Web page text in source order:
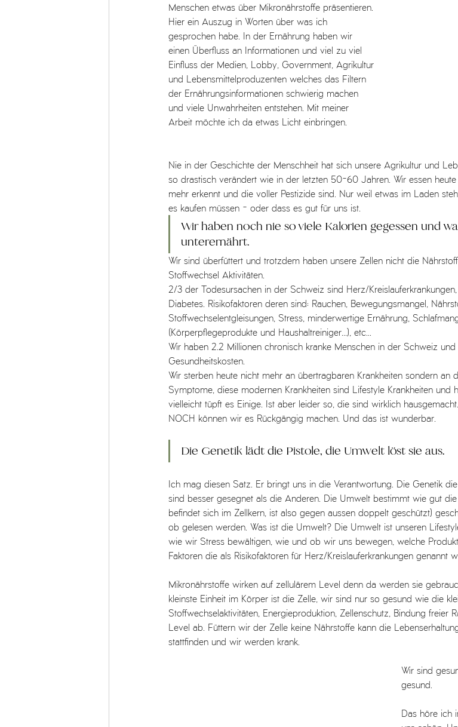
Menschen etwas über Mikronährstoffe präsentieren.
Hier ein Auszug in Worten über was ich
gesprochen habe. In der Ernährung haben wir
einen Überfluss an Informationen und viel zu viel
Einfluss der Medien, Lobby, Government, Agrikultur
und Lebensmittelproduzenten welches das Filtern
der Ernährungsinformationen schwierig machen
und viele Unwahrheiten entstehen. Mit meiner
Arbeit möchte ich da etwas Licht einbringen.
Nie in der Geschichte der Menschheit hat sich unsere Agrikultur und
so drastisch verändert wie in der letzten 50-60 Jahren. Wir essen
mehr erkennt und die voller Pestizide sind. Nur weil etwas im Laden
es kaufen müssen - oder dass es gut für uns ist.
Wir haben noch nie so viele Kalorien gegessen und
unterernährt.
Wir sind überfüttert und trotzdem haben unsere Zellen nicht die
Stoffwechsel Aktivitäten.
2/3 der Todesursachen in der Schweiz sind Herz/
Diabetes. Risikofaktoren deren sind: Rauchen, Bewegungsmangel,
Stoffwechselentgleisungen, Stress, minderwertige Ernährung,
(Körperpflegeprodukte und Haushaltreiniger...), etc...
Wir haben 2.2 Millionen chronisch kranke Menschen in der Schweiz
Gesundheitskosten.
Wir sterben heute nicht mehr an übertragbaren Krankheiten sondern an
Symptome, diese modernen Krankheiten sind Lifestyle Krankheiten und
vielleicht tüpft es Einige. Ist aber leider so, die sind wirklich
NOCH können wir es Rückgängig machen. Und das ist wunderbar.
Die Genetik lädt die Pistole, die Umwelt löst sie aus.
Ich mag diesen Satz. Er bringt uns in die Verantwortung. Die Genetik
sind besser gesegnet als die Anderen. Die Umwelt bestimmt wie gut
befindet sich im Zellkern, ist also gegen aussen doppelt geschützt)
ob gelesen werden. Was ist die Umwelt? Die Umwelt ist unseren
wie wir Stress bewältigen, wie und ob wir uns bewegen, welche
Faktoren die als Risikofaktoren für Herz/Kreislauferkrankungen genannt
Mikronährstoffe wirken auf zellulärem Level denn da werden sie
kleinste Einheit im Körper ist die Zelle, wir sind nur so gesund wie die
Stoffwechselaktivitäten, Energieproduktion, Zellenschutz, Bindung freier
Level ab. Füttern wir der Zelle keine Nährstoffe kann die
stattfinden und wir werden krank.
Wir sind
gesund.
Das höre ich